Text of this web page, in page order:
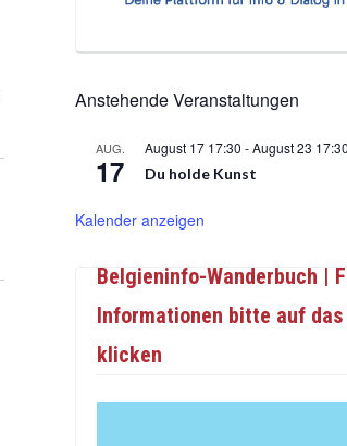
Anstehende Veranstaltungen
AUG.
17
August 17 17:30 -August 23 17:30
Du holde Kunst
Kalender anzeigen
Belgieninfo-Wanderbuch |
Informationen bitte auf das
klicken